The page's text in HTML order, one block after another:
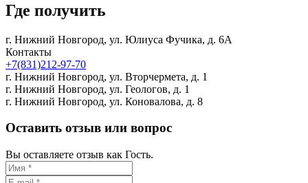
Где получить
г. Нижний Новгород, ул. Юлиуса Фучика, д. 6А
Контакты
+7(831)212-97-70
г. Нижний Новгород, ул. Вторчермета, д. 1
г. Нижний Новгород, ул. Геологов, д. 1
г. Нижний Новгород, ул. Коновалова, д. 8
Оставить отзыв или вопрос
Вы оставляете отзыв как Гость.